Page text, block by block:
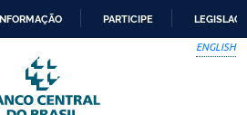
PARA
O
CONTEÚDO
PARTICIPE
ENGLISH